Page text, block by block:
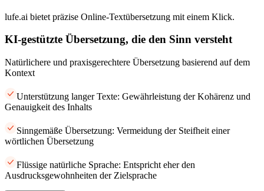
lufe.ai bietet präzise Online-Textübersetzung mit einem Klick.
KI-gestützte Übersetzung, die den Sinn versteht
Natürlichere und praxisgerechtere Übersetzung basierend auf dem
Kontext
Unterstützung langer Texte: Gewährleistung der Kohärenz und
Genauigkeit des Inhalts
Sinngemäße Übersetzung: Vermeidung der Steifheit einer
wörtlichen Übersetzung
Flüssige natürliche Sprache: Entspricht eher den
Ausdrucksgewohnheiten der Zielsprache